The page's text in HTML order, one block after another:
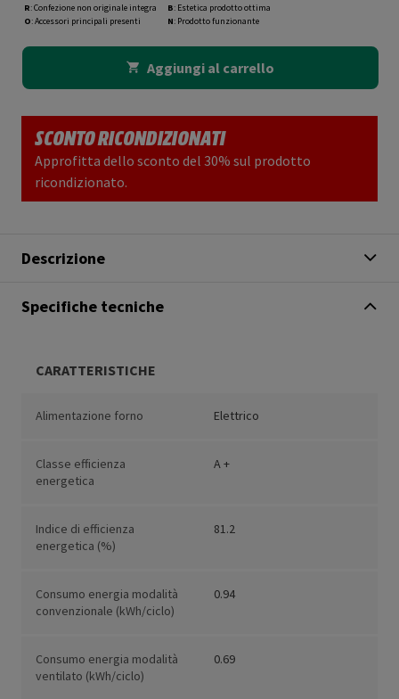
R: Confezione non originale integra
O: Accessori principali presenti
B: Estetica prodotto ottima
N: Prodotto funzionante
Aggiungi al carrello
SCONTO RICONDIZIONATI
Approfitta dello sconto del 30% sul prodotto
ricondizionato.
Descrizione
Specifiche tecniche
CARATTERISTICHE
Alimentazione forno Elettrico
Classe efficienza
energetica
A +
Indice di efficienza
energetica (%)
81.2
Consumo energia modalità
convenzionale (kWh/ciclo)
0.94
Consumo energia modalità
ventilato (kWh/ciclo)
0.69